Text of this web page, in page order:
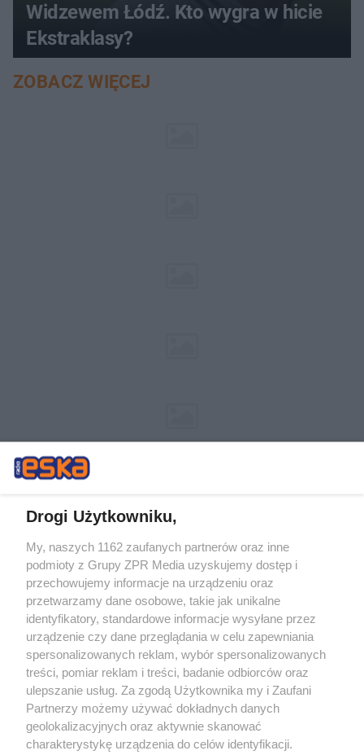
Widzewem Łódź. Kto wygra w hicie
Ekstraklasy?
ZOBACZ WIĘCEJ
Żaden utwór zamieszczony w serwisie nie może być powielany i
rozpowszechniany lub dalej rozpowszechniany w jakikolwiek sposób (w
tym także elektroniczny lub mechaniczny) na jakimkolwiek polu
eksploatacji w jakiejkolwiek formie, włącznie z umieszczaniem w
Internecie bez pisemnej zgody właściciela praw. Jakiekolwiek użycie lub
wykorzystanie utworów w całości lub w części z naruszeniem prawa,
tzn. bez właściwej zgody, jest zabronione pod groźbą kary i może być
ścigane prawnie.
Drogi Użytkowniku,
My, naszych 1162 zaufanych partnerów oraz inne
podmioty z Grupy ZPR Media uzyskujemy dostęp i
przechowujemy informacje na urządzeniu oraz
przetwarzamy dane osobowe, takie jak unikalne
identyfikatory, standardowe informacje wysyłane przez
urządzenie czy dane przeglądania w celu zapewniania
spersonalizowanych reklam, wybór spersonalizowanych
treści, pomiar reklam i treści, badanie odbiorców oraz
ulepszanie usług. Za zgodą Użytkownika my i Zaufani
Partnerzy możemy używać dokładnych danych
geolokalizacyjnych oraz aktywnie skanować
charakterystykę urządzenia do celów identyfikacji.